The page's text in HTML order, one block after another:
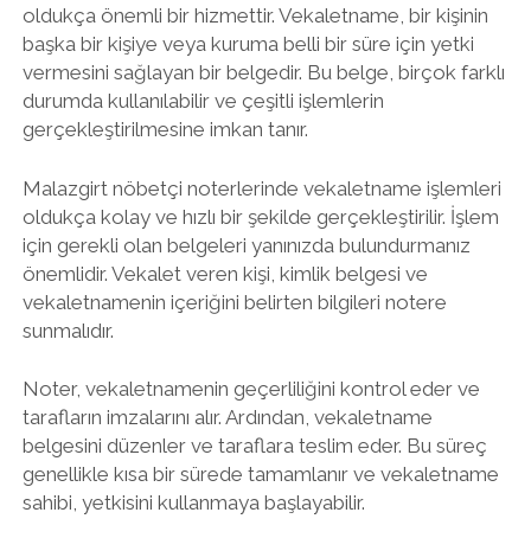
oldukça önemli bir hizmettir. Vekaletname, bir kişinin
başka bir kişiye veya kuruma belli bir süre için yetki
vermesini sağlayan bir belgedir. Bu belge, birçok farklı
durumda kullanılabilir ve çeşitli işlemlerin
gerçekleştirilmesine imkan tanır.
Malazgirt nöbetçi noterlerinde vekaletname işlemleri
oldukça kolay ve hızlı bir şekilde gerçekleştirilir. İşlem
için gerekli olan belgeleri yanınızda bulundurmanız
önemlidir. Vekalet veren kişi, kimlik belgesi ve
vekaletnamenin içeriğini belirten bilgileri notere
sunmalıdır.
Noter, vekaletnamenin geçerliliğini kontrol eder ve
tarafların imzalarını alır. Ardından, vekaletname
belgesini düzenler ve taraflara teslim eder. Bu süreç
genellikle kısa bir sürede tamamlanır ve vekaletname
sahibi, yetkisini kullanmaya başlayabilir.